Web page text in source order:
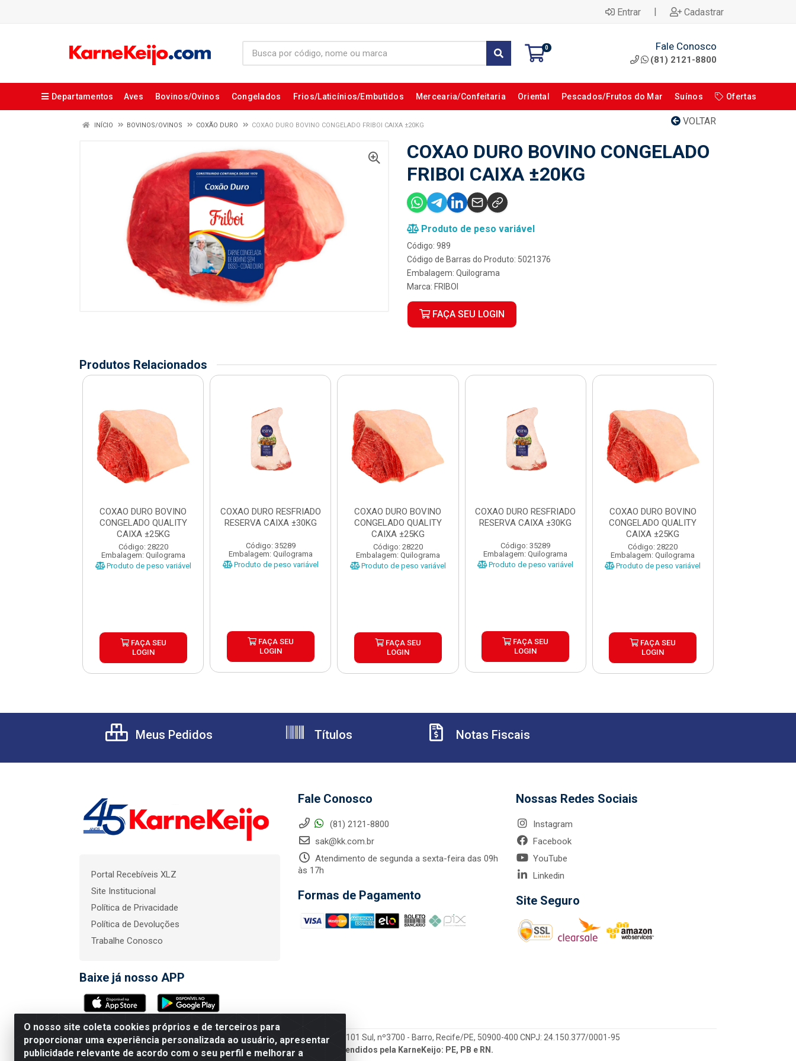
Entrar | Cadastrar
0 Fale Conosco
(81) 2121-8800
Departamentos Aves Bovinos/Ovinos Congelados Frios/Laticínios/Embutidos Mercearia/Confeitaria Oriental Pescados/Frutos do Mar Suínos Ofertas
VOLTAR
INÍCIO BOVINOS/OVINOS COXÃO DURO COXAO DURO BOVINO CONGELADO FRIBOI CAIXA ±20KG
COXAO DURO BOVINO CONGELADO
FRIBOI CAIXA ±20KG
Produto de peso variável
Código: 989
Código de Barras do Produto: 5021376
Embalagem: Quilograma
Marca: FRIBOI
FAÇA SEU LOGIN
Produtos Relacionados
COXAO DURO BOVINO
CONGELADO QUALITY
CAIXA ±25KG
Código: 28220
Embalagem: Quilograma
Produto de peso variável
FAÇA SEU
LOGIN
COXAO DURO RESFRIADO
RESERVA CAIXA ±30KG
Código: 35289
Embalagem: Quilograma
Produto de peso variável
FAÇA SEU
LOGIN
COXAO DURO BOVINO
CONGELADO QUALITY
CAIXA ±25KG
Código: 28220
Embalagem: Quilograma
Produto de peso variável
FAÇA SEU
LOGIN
COXAO DURO RESFRIADO
RESERVA CAIXA ±30KG
Código: 35289
Embalagem: Quilograma
Produto de peso variável
FAÇA SEU
LOGIN
COXAO DURO BOVINO
CONGELADO QUALITY
CAIXA ±25KG
Código: 28220
Embalagem: Quilograma
Produto de peso variável
FAÇA SEU
LOGIN
O nosso site coleta cookies próprios e de terceiros para
proporcionar uma experiência personalizada ao usuário, apresentar
publicidade relevante de acordo com o seu perfil e melhorar a
Meus Pedidos Títulos Notas Fiscais
Portal Recebíveis XLZ
Site Institucional
Política de Privacidade
Política de Devoluções
Trabalhe Conosco
Baixe já nosso APP
Fale Conosco
(81) 2121-8800
sak@kk.com.br
Atendimento de segunda a sexta-feira das 09h
às 17h
Formas de Pagamento
Nossas Redes Sociais
Instagram
Facebook
YouTube
Linkedin
Site Seguro
KarneKeijo Logistica Integrada LTDA - Rod. Br-101 Sul, nº3700 - Barro, Recife/PE, 50900-400 CNPJ: 24.150.377/0001-95
Estados atendidos pela KarneKeijo: PE, PB e RN.